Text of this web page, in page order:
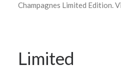
Champagnes Limited Edition.
Limited